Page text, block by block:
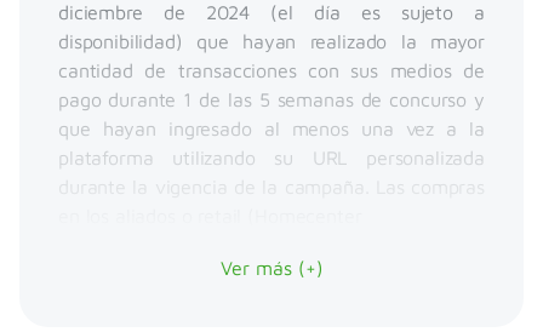
diciembre de 2024 (el día es sujeto a
disponibilidad) que hayan realizado la mayor
cantidad de transacciones con sus medios de
pago durante 1 de las 5 semanas de concurso y
que hayan ingresado al menos una vez a la
plataforma utilizando su URL personalizada
Ver más (+)